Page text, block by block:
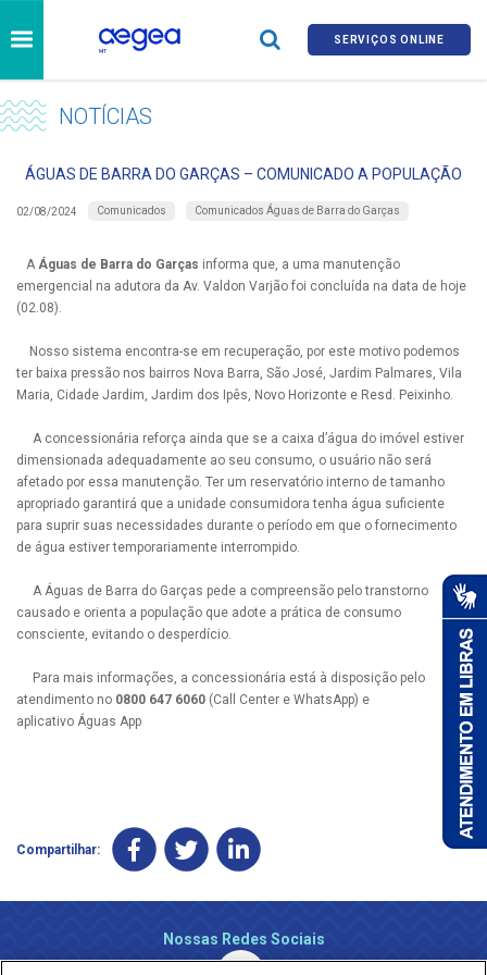
SERVIÇOS ONLINE
NOTÍCIAS
ÁGUAS DE BARRA DO GARÇAS – COMUNICADO A POPULAÇÃO
02/08/2024 Comunicados Comunicados Águas de Barra do Garças
A Águas de Barra do Garças informa que, a uma manutenção
emergencial na adutora da Av. Valdon Varjão foi concluída na data de hoje
(02.08).
Nosso sistema encontra-se em recuperação, por este motivo podemos
ter baixa pressão nos bairros Nova Barra, São José, Jardim Palmares, Vila
Maria, Cidade Jardim, Jardim dos Ipês, Novo Horizonte e Resd. Peixinho.
A concessionária reforça ainda que se a caixa d’água do imóvel estiver
dimensionada adequadamente ao seu consumo, o usuário não será
afetado por essa manutenção. Ter um reservatório interno de tamanho
apropriado garantirá que a unidade consumidora tenha água suficiente
para suprir suas necessidades durante o período em que o fornecimento
de água estiver temporariamente interrompido.
A Águas de Barra do Garças pede a compreensão pelo transtorno
causado e orienta a população que adote a prática de consumo
consciente, evitando o desperdício.
Para mais informações, a concessionária está à disposição pelo
atendimento no 0800 647 6060 (Call Center e WhatsApp) e
aplicativo Águas App
Compartilhar:
Nossas Redes Sociais